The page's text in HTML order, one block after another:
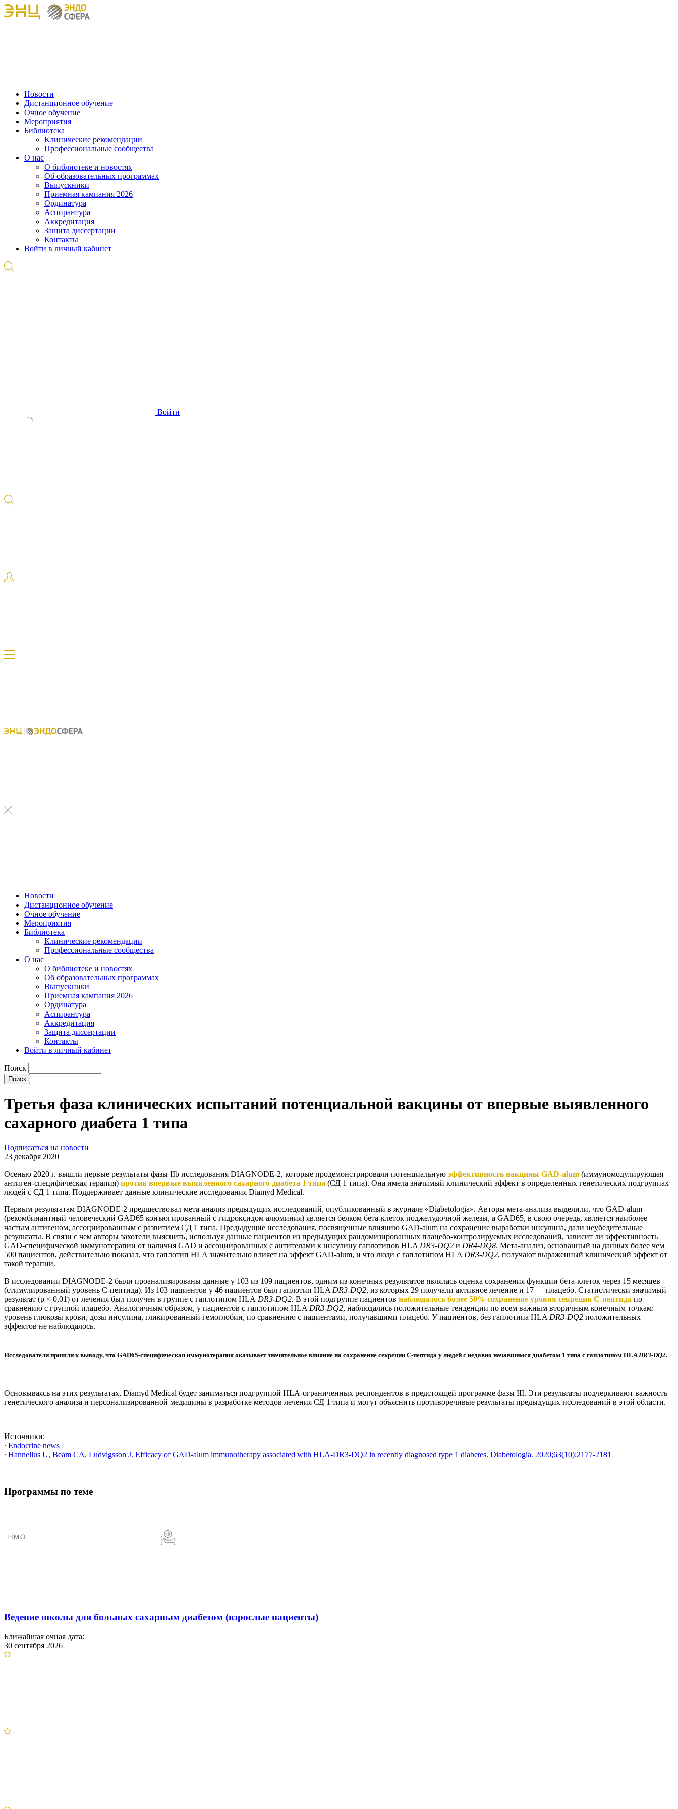
Новости
Дистанционное обучение
Очное обучение
Мероприятия
Библиотека
Клинические рекомендации
Профессиональные сообщества
О нас
О библиотеке и новостях
Об образовательных программах
Выпускники
Приемная кампания 2026
Ординатура
Аспирантура
Аккредитация
Защита диссертации
Контакты
Войти в личный кабинет
Войти
Новости
Дистанционное обучение
Очное обучение
Мероприятия
Библиотека
Клинические рекомендации
Профессиональные сообщества
О нас
О библиотеке и новостях
Об образовательных программах
Выпускники
Приемная кампания 2026
Ординатура
Аспирантура
Аккредитация
Защита диссертации
Контакты
Войти в личный кабинет
Поиск
Третья фаза клинических испытаний потенциальной вакцины от впервые выявленного
сахарного диабета 1 типа
Подписаться на новости
23 декабря 2020
Осенью 2020 г. вышли первые результаты фазы IIb исследования DIAGNODE-2, которые продемонстрировали потенциальную эффективность вакцины GAD-alum (иммуномодулирующая
антиген-специфическая терапия) против впервые выявленного сахарного диабета 1 типа (СД 1 типа). Она имела значимый клинический эффект в определенных генетических подгруппах
людей с СД 1 типа. Поддерживает данные клинические исследования Diamyd Medical.
Первым результатам DIAGNODE-2 предшествовал мета-анализ предыдущих исследований, опубликованный в журнале «Diabetologia». Авторы мета-анализа выделили, что GAD-alum
(рекомбинантный человеческий GAD65 конъюгированный с гидроксидом алюминия) является белком бета-клеток поджелудочной железы, а GAD65, в свою очередь, является наиболее
частым антигеном, ассоциированным с развитием СД 1 типа. Предыдущие исследования, посвященные влиянию GAD-alum на сохранение выработки инсулина, дали неубедительные
результаты. В связи с чем авторы захотели выяснить, используя данные пациентов из предыдущих рандомизированных плацебо-контролируемых исследований, зависит ли эффективность
GAD-специфической иммунотерапии от наличия GAD и ассоциированных с антителами к инсулину гаплотипов HLA DR3-DQ2 и DR4-DQ8. Мета-анализ, основанный на данных более чем
500 пациентов, действительно показал, что гаплотип HLA значительно влияет на эффект GAD-alum, и что люди с гаплотипом HLA DR3-DQ2, получают выраженный клинический эффект от
такой терапии.
В исследовании DIAGNODE-2 были проанализированы данные у 103 из 109 пациентов, одним из конечных результатов являлась оценка сохранения функции бета-клеток через 15 месяцев
(стимулированный уровень С-пептида). Из 103 пациентов у 46 пациентов был гаплотип HLA DR3-DQ2, из которых 29 получали активное лечение и 17 — плацебо. Статистически значимый
результат (p < 0,01) от лечения был получен в группе с гаплотипом HLA DR3-DQ2. В этой подгруппе пациентов наблюдалось более 50% сохранение уровня секреции С-пептида по
сравнению с группой плацебо. Аналогичным образом, у пациентов с гаплотипом HLA DR3-DQ2, наблюдались положительные тенденции по всем важным вторичным конечным точкам:
уровень глюкозы крови, дозы инсулина, гликированный гемоглобин, по сравнению с пациентами, получавшими плацебо. У пациентов, без гаплотипа HLA DR3-DQ2 положительных
эффектов не наблюдалось.
Исследователи пришли к выводу, что GAD65-специфическая иммунотерапия оказывает значительное влияние на сохранение секреции C-пептида у людей с недавно начавшимся диабетом 1 типа с гаплотипом HLADR3-DQ2.
Основываясь на этих результатах, Diamyd Medical будет заниматься подгруппой HLA-ограниченных респондентов в предстоящей программе фазы III. Эти результаты подчеркивают важность
генетического анализа и персонализированной медицины в разработке методов лечения СД 1 типа и могут объяснить противоречивые результаты предыдущих исследований в этой области.
Источники:
∙ Endocrine news
∙ Hannelius U, Beam CA, Ludvigsson J. Efficacy of GAD-alum immunotherapy associated with HLA-DR3-DQ2 in recently diagnosed type 1 diabetes. Diabetologia. 2020;63(10):2177-2181
Программы по теме
Ведение школы для больных сахарным диабетом (взрослые пациенты)
Ближайшая очная дата:
30 сентября 2026